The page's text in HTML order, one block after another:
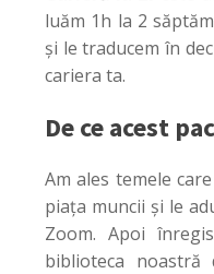
luăm 1h la 2
și le traducem în
cariera ta.
De ce acest
Am ales temele
piața muncii și le
Zoom. Apoi
biblioteca